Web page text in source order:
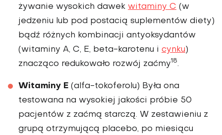
żywanie wysokich dawek witaminy C (w
jedzeniu lub pod postacią suplementów diety)
bądź różnych kom­binacji antyoksydantów
(witaminy A, C, E, beta-ka­rotenu i cynku)
znacząco redukowało rozwój zaćmy18.
Witaminy E (alfa-tokofe­rolu) Była ona
testowana na wysokiej jakości próbie 50
pacjentów z zaćmą starczą. W zestawieniu z
grupą otrzy­mującą placebo, po miesiącu